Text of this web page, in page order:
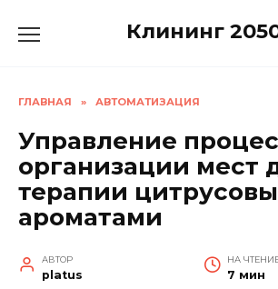
Клининг
ГЛАВНАЯ » АВТОМАТИЗАЦИЯ
Управление
организации мест
терапии
ароматами
АВТОР
platus
НА
7 мин